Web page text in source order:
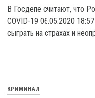
В Госдепе считают, что
COVID-19 06.05.2020
сыграть на страхах и
КРИМИНАЛ